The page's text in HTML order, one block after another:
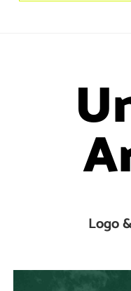
Logo